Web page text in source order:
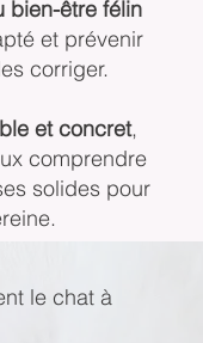
bien-être félin
et prévenir
corriger.
et concret,
comprendre
solides pour
le chat à